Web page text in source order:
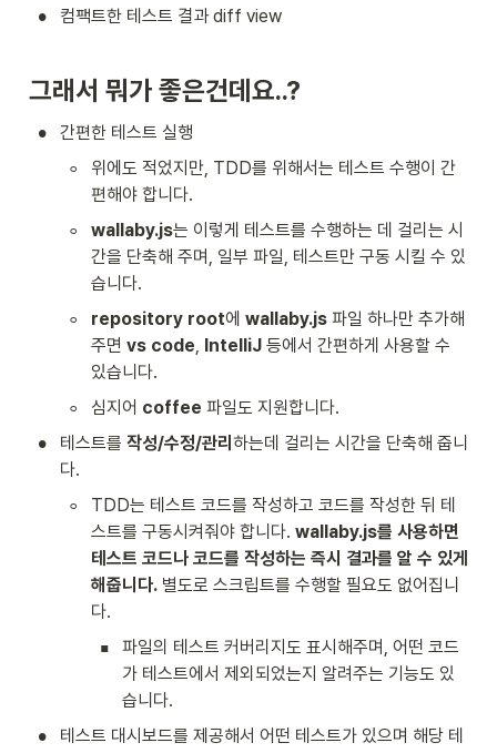
• 컴팩트한 테스트 결과 diff view
그래서 뭐가 좋은건데요..?
• 간편한 테스트 실행
◦
위에도 적었지만, TDD를 위해서는 테스트 수행이 간
편해야 합니다.
◦ wallaby.js는 이렇게 테스트를 수행하는 데 걸리는 시
간을 단축해 주며, 일부 파일, 테스트만 구동 시킬 수 있
습니다.
◦ repository root에 wallaby.js 파일 하나만 추가해
주면 vs code, IntelliJ 등에서 간편하게 사용할 수
있습니다.
◦ 심지어 coffee 파일도 지원합니다.
• 테스트를 작성/수정/관리 하는데 걸리는 시간을 단축해 줍니
다.
◦
TDD는 테스트 코드를 작성하고 코드를 작성한 뒤 테
스트를 구동시켜줘야 합니다. wallaby.js를 사용하면
테스트 코드나 코드를 작성하는 즉시 결과를 알 수 있게
해줍니다. 별도로 스크립트를 수행할 필요도 없어집니
다.
▪
파일의 테스트 커버리지도 표시해주며, 어떤 코드
가 테스트에서 제외되었는지 알려주는 기능도 있
습니다.
•
테스트 대시보드를 제공해서 어떤 테스트가 있으며 해당 테